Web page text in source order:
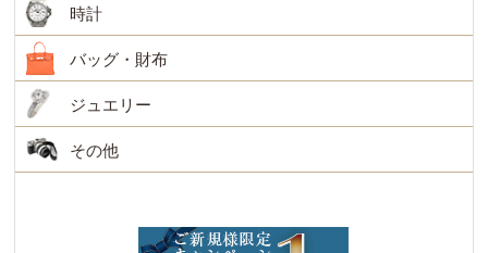
時計
バッグ・財布
ジュエリー
その他